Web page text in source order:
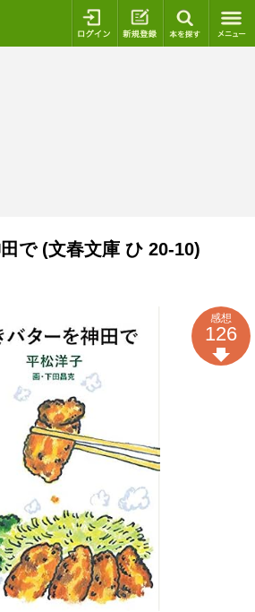
ログイン 新規登録
で (文春文庫 ひ 20-10)
感想
126